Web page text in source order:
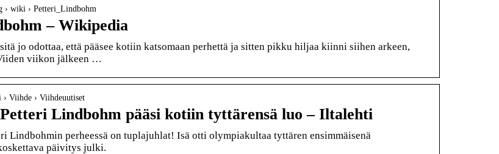
wiki › Petteri_Lindbohm
– Wikipedia
jo odottaa, että pääsee kotiin katsomaan perhettä ja sitten pikku hiljaa kiinni siihen arkeen,
viikon jälkeen …
Viihde › Viihdeuutiset
Lindbohm pääsi kotiin tyttärensä luo – Iltalehti
Lindbohmin perheessä on tuplajuhlat! Isä otti olympiakultaa tyttären ensimmäisenä
päivitys julki.